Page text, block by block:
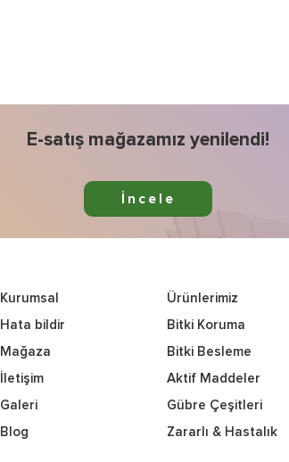
E-satış mağazamız yenilendi!
İncele
Kurumsal
Hata bildir
Mağaza
İletişim
Galeri
Blog
Ürünlerimiz
Bitki Koruma
Bitki Besleme
Aktif Maddeler
Gübre Çeşitleri
Zararlı & Hastalık